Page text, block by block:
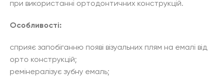
при використанні ортодонтичних конструкцій.
Особливості:
сприяє запобіганню появі візуальних плям на емалі від
орто конструкцій;
ремінералізує зубну емаль;